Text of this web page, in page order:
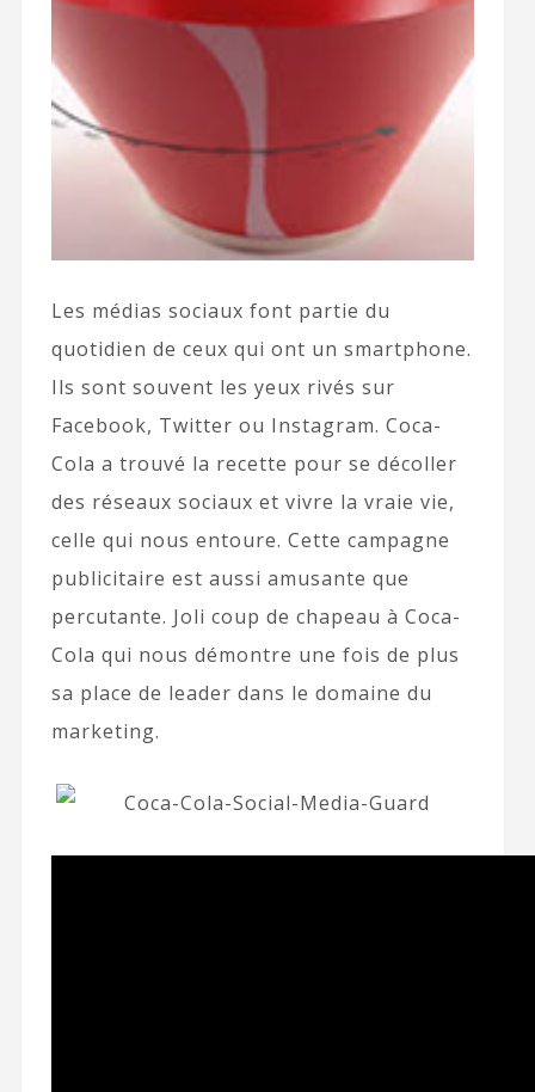
Les médias sociaux font partie du
quotidien de ceux qui ont un smartphone.
Ils sont souvent les yeux rivés sur
Facebook, Twitter ou Instagram. Coca-
Cola a trouvé la recette pour se décoller
des réseaux sociaux et vivre la vraie vie,
celle qui nous entoure. Cette campagne
publicitaire est aussi amusante que
percutante. Joli coup de chapeau à Coca-
Cola qui nous démontre une fois de plus
sa place de leader dans le domaine du
marketing.